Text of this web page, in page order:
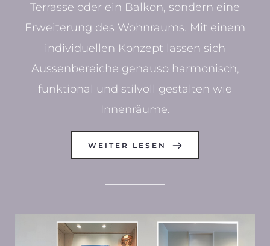
Terrasse oder ein Balkon, sondern eine
Erweiterung des Wohnraums. Mit einem
individuellen Konzept lassen sich
Aussenbereiche genauso harmonisch,
funktional und stilvoll gestalten wie
Innenräume.
WEITER LESEN